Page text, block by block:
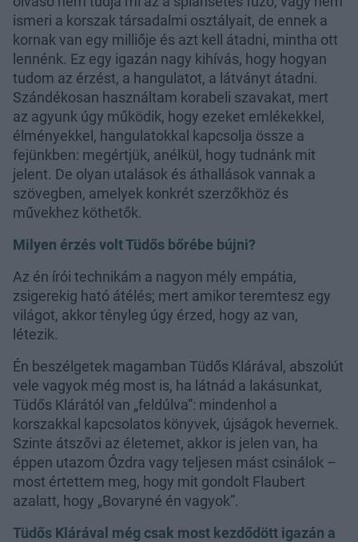
ismeri a korszak társadalmi osztályait, de ennek a
kornak van egy milliője és azt kell átadni, mintha ott
lennénk. Ez egy igazán nagy kihívás, hogy hogyan
tudom az érzést, a hangulatot, a látványt átadni.
Szándékosan használtam korabeli szavakat, mert
az agyunk úgy működik, hogy ezeket emlékekkel,
élményekkel, hangulatokkal kapcsolja össze a
fejünkben: megértjük, anélkül, hogy tudnánk mit
jelent. De olyan utalások és áthallások vannak a
szövegben, amelyek konkrét szerzőkhöz és
művekhez köthetők.
Milyen érzés volt Tüdős bőrébe bújni?
Az én írói technikám a nagyon mély empátia,
zsigerekig ható átélés; mert amikor teremtesz egy
világot, akkor tényleg úgy érzed, hogy az van,
létezik.
Én beszélgetek magamban Tüdős Klárával, abszolút
vele vagyok még most is, ha látnád a lakásunkat,
Tüdős Klárától van „feldúlva”: mindenhol a
korszakkal kapcsolatos könyvek, újságok hevernek.
Szinte átszővi az életemet, akkor is jelen van, ha
éppen utazom Ózdra vagy teljesen mást csinálok –
most értettem meg, hogy mit gondolt Flaubert
azalatt, hogy „Bovaryné én vagyok”.
Tüdős Klárával még csak most kezdődött igazán a